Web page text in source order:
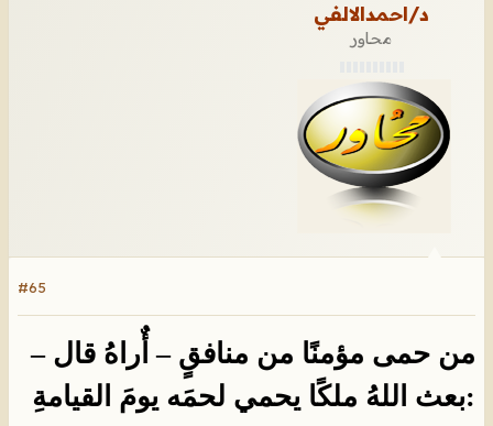
د/احمدالالفي
محاور
#65
من حمى مؤمنًا من منافقٍ – أٌراهُ قال –
:بعث اللهُ ملكًا يحمي لحمَه يومَ القيامةِ